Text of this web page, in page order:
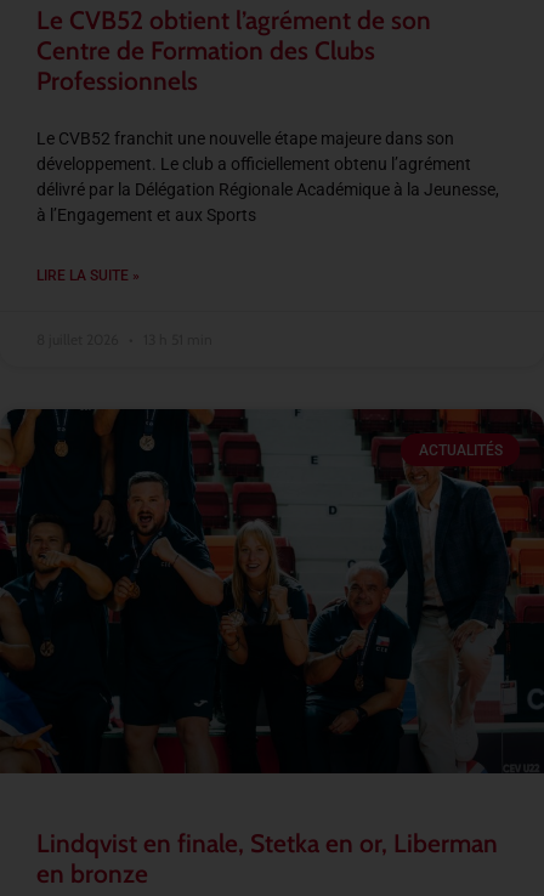
Le CVB52 obtient l’agrément de son
Centre de Formation des Clubs
Professionnels
Le CVB52 franchit une nouvelle étape majeure dans son
développement. Le club a officiellement obtenu l’agrément
délivré par la Délégation Régionale Académique à la Jeunesse,
à l’Engagement et aux Sports
LIRE LA SUITE »
ACTUALITÉS
Lindqvist en finale, Stetka en or, Liberman
en bronze